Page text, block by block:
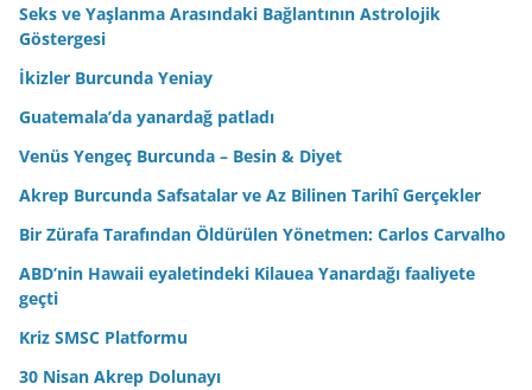
Seks ve Yaşlanma Arasındaki Bağlantının Astrolojik
Göstergesi
İkizler Burcunda Yeniay
Guatemala’da yanardağ patladı
Venüs Yengeç Burcunda – Besin & Diyet
Akrep Burcunda Safsatalar ve Az Bilinen Tarihî Gerçekler
Bir Zürafa Tarafından Öldürülen Yönetmen: Carlos Carvalho
ABD’nin Hawaii eyaletindeki Kilauea Yanardağı faaliyete
geçti
Kriz SMSC Platformu
30 Nisan Akrep Dolunayı